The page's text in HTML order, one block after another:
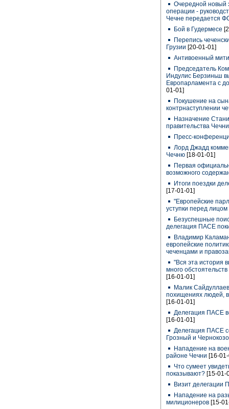
Очередной новый
операции -
Чечне передается
Бой в Гудермесе
Перепись
Грузии [20-01-01]
Антивоенный
Председатель
Индулис Берзиньш
Европарламента с
01-01]
Покушение на
контрнаступлении
Назначение
правительства
Пресс-
Лорд Джадд
Чечню [18-01-01]
Первая
возможного
Итоги поездки
[17-01-01]
"Европейские
уступки перед
Безуспешные
делегация ПАСЕ
Владимир
европейские
чеченцами и
"Вся эта история
много
[16-01-01]
Малик
похищениях людей, в
[16-01-01]
Делегация ПАСЕ
[16-01-01]
Делегация ПАСЕ
Грозный и
Нападение на
районе Чечни [16-
Что сумеет
показывают? [15-01-
Визит
Нападение на
милиционеров [15-